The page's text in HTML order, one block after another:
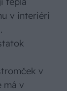
v interiéri
v
má v